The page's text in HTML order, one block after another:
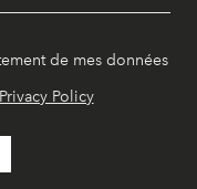
de mes données
Privacy Policy